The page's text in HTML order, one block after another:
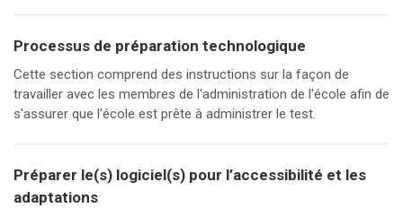
Processus de préparation technologique
Cette section comprend des instructions sur la façon de
travailler avec les membres de l'administration de l'école afin de
s'assurer que l'école est prête à administrer le test.
Préparer le(s) logiciel(s) pour l’accessibilité et les
adaptations